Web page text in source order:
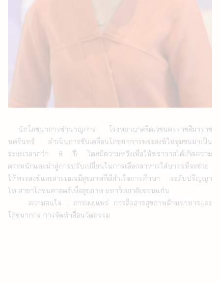
นักโภชนาการชำนาญการ โรงพยาบาลจิตเวชนครราชสีมาราช
นครินทร์ ดำเนินการขับเคลื่อนโภชนาการพระสงฆ์ในชุมชนมาเป็น
ระยะเวลากว่า 8 ปี โดยมีความหวังเพื่อให้ฆราวาสได้เกิดความ
ตระหนักและนำสู่การปรับเปลี่ยนในการเลือกอาหารใส่บาตรที่จะช่วย
ให้พระสงฆ์และสามเณรมีสุขภาพที่ดีสำเร็จการศึกษา ระดับปริญญา
โท สาขาโภชนศาสตร์เพื่อสุขภาพ มหาวิทยาลัยขอนแก่น
โภชนาการ การจัดทำสื่อนวัตกรรม